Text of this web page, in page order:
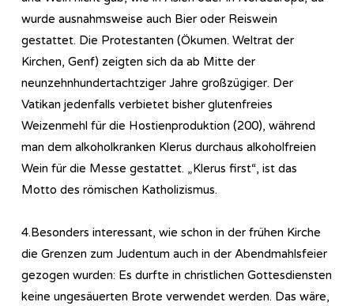
wurde ausnahmsweise auch Bier oder Reiswein
gestattet. Die Protestanten (Ökumen. Weltrat der
Kirchen, Genf) zeigten sich da ab Mitte der
neunzehnhundertachtziger Jahre großzügiger. Der
Vatikan jedenfalls verbietet bisher glutenfreies
Weizenmehl für die Hostienproduktion (200), während
man dem alkoholkranken Klerus durchaus alkoholfreien
Wein für die Messe gestattet. „Klerus first“, ist das
Motto des römischen Katholizismus.
4.Besonders interessant, wie schon in der frühen Kirche
die Grenzen zum Judentum auch in der Abendmahlsfeier
gezogen wurden: Es durfte in christlichen Gottesdiensten
keine ungesäuerten Brote verwendet werden. Das wäre,